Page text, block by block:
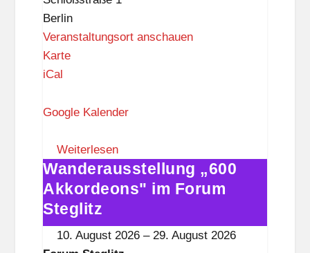
z
Berlin
Veranstaltungsort anschauen
KarteF
u
S
t
e
g
l
i
iCal
Google Kalender
Weiterlesen
Wanderausstellung
„600
Akkordeons"
im
Forum
Wanderausstellung „600
Akkordeons" im Forum
Steglitz
10. August 2026 –29. August 2026